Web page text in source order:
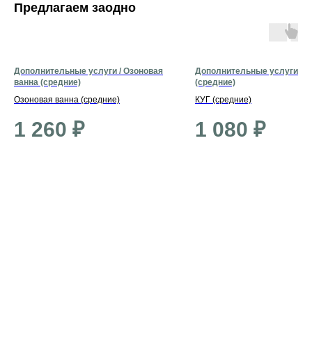
Предлагаем заодно
Дополнительные услуги / Озоновая
ванна (средние)
Озоновая ванна (средние)
1 260 ₽
Дополнительные услуги /
(средние)
КУГ (средние)
1 080 ₽